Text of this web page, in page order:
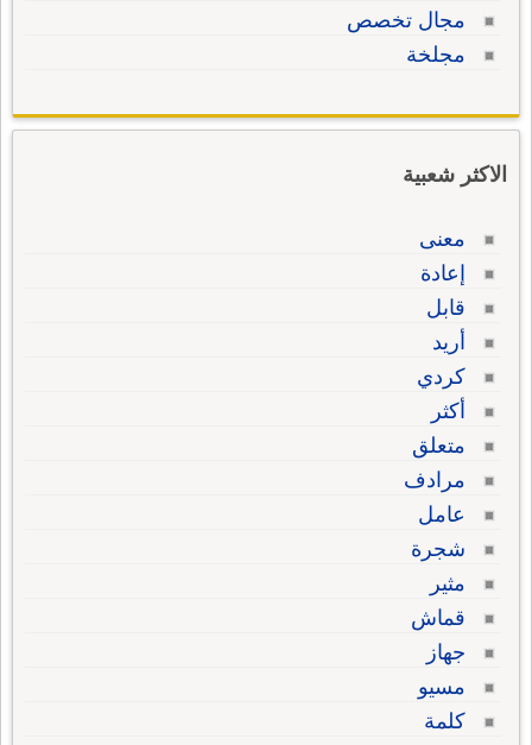
مجال تخصص
مجلخة
الاكثر شعبية
معنى
إعادة
قابل
أريد
كردي
أكثر
متعلق
مرادف
عامل
شجرة
مثير
قماش
جهاز
مسيو
كلمة